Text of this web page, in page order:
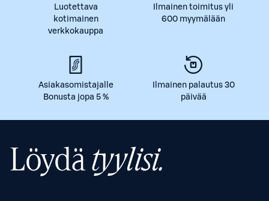
Luotettava
kotimainen
verkkokauppa
Ilmainen toimitus yli
600 myymälään
Asiakasomistajalle
Bonusta jopa 5 %
Ilmainen palautus 30
päivää
Löydätyylisi.